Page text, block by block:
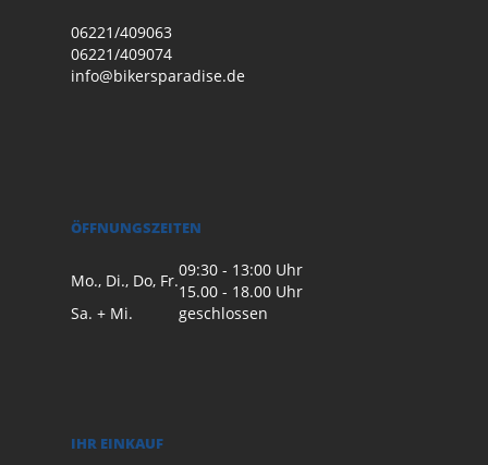
06221/409063
06221/409074
info@bikersparadise.de
ÖFFNUNGSZEITEN
Mo., Di., Do, Fr.
09:30 - 13:00 Uhr
15.00 - 18.00 Uhr
Sa. + Mi.
geschlossen
IHR EINKAUF